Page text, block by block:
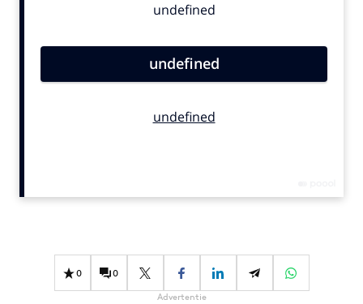
Contentmarketing
Effectiviteit
Gedragsverandering
0 0
Advertentie